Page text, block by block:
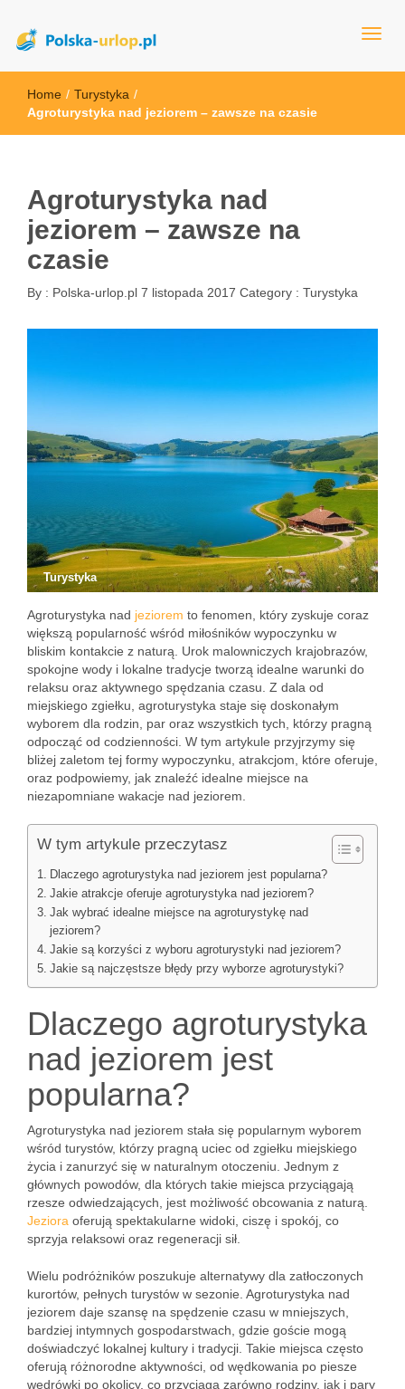
polska-urlop.pl
Home / Turystyka /
Agroturystyka nad jeziorem – zawsze na czasie
Agroturystyka nad
jeziorem – zawsze na
czasie
By : Polska-urlop.pl 7 listopada 2017 Category : Turystyka
Turystyka
Agroturystyka nad jeziorem to fenomen, który zyskuje coraz
większą popularność wśród miłośników wypoczynku w
bliskim kontakcie z naturą. Urok malowniczych krajobrazów,
spokojne wody i lokalne tradycje tworzą idealne warunki do
relaksu oraz aktywnego spędzania czasu. Z dala od
miejskiego zgiełku, agroturystyka staje się doskonałym
wyborem dla rodzin, par oraz wszystkich tych, którzy pragną
odpocząć od codzienności. W tym artykule przyjrzymy się
bliżej zaletom tej formy wypoczynku, atrakcjom, które oferuje,
oraz podpowiemy, jak znaleźć idealne miejsce na
niezapomniane wakacje nad jeziorem.
W tym artykule przeczytasz
Dlaczego agroturystyka nad jeziorem jest popularna?
Jakie atrakcje oferuje agroturystyka nad jeziorem?
Jak wybrać idealne miejsce na agroturystykę nad
jeziorem?
Jakie są korzyści z wyboru agroturystyki nad jeziorem?
Jakie są najczęstsze błędy przy wyborze agroturystyki?
Dlaczego agroturystyka
nad jeziorem jest
popularna?
Agroturystyka nad jeziorem stała się popularnym wyborem
wśród turystów, którzy pragną uciec od zgiełku miejskiego
życia i zanurzyć się w naturalnym otoczeniu. Jednym z
głównych powodów, dla których takie miejsca przyciągają
rzesze odwiedzających, jest możliwość obcowania z naturą.
Jeziora oferują spektakularne widoki, ciszę i spokój, co
sprzyja relaksowi oraz regeneracji sił.
Wielu podróżników poszukuje alternatywy dla zatłoczonych
kurortów, pełnych turystów w sezonie. Agroturystyka nad
jeziorem daje szansę na spędzenie czasu w mniejszych,
bardziej intymnych gospodarstwach, gdzie goście mogą
doświadczyć lokalnej kultury i tradycji. Takie miejsca często
oferują różnorodne aktywności, od wędkowania po piesze
wędrówki po okolicy, co przyciąga zarówno rodziny, jak i pary